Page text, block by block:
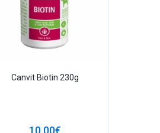
Canvit Biotin 230g
10.00€